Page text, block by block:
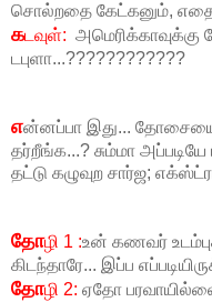
சொல்றதை கேட்கனும்,
கடவுள்: அமெரிக்காவுக்கு
டபுளா...????????????
என்னப்பா இது...
தர்றீங்க...? சும்மா
தட்டு கழுவுற சார்ஜ;
தோழி 1 :உன் கணவர்
கிடந்தாரே... இப்ப
தோழி 2: ஏதோ